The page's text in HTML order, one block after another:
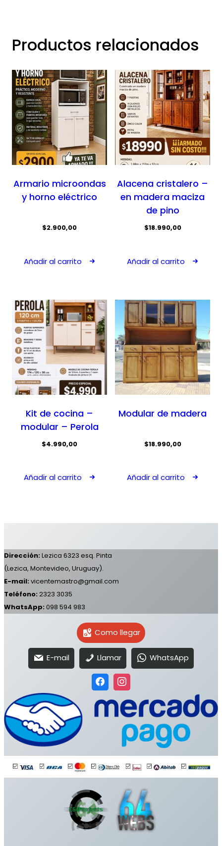
Productos relacionados
Armario microondas
y horno eléctrico
$2.900,00
Añadir al carrito
Alacena cristalero –
en madera maciza
de pino
$18.990,00
Añadir al carrito
Kit de cocina –
modular – Perola
$4.990,00
Añadir al carrito
Modular de madera
$18.990,00
Añadir al carrito
Dirección:Lezica 6323 esq. Pinta
(Lezica, Montevideo, Uruguay).
E-mail:vicentemastro@gmail.com
Teléfono:2323 3035
WhatsApp:098 594 983
Como llegar
E-mail Llamar WhatsApp